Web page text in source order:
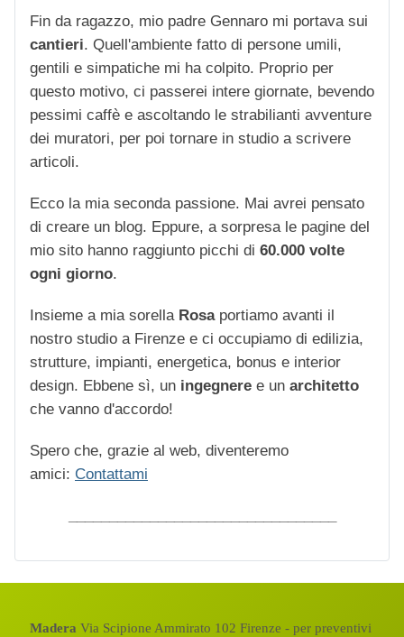
Fin da ragazzo, mio padre Gennaro mi portava sui
cantieri. Quell'ambiente fatto di persone umili,
gentili e simpatiche mi ha colpito. Proprio per
questo motivo, ci passerei intere giornate, bevendo
pessimi caffè e ascoltando le strabilianti avventure
dei muratori, per poi tornare in studio a scrivere
articoli.
Ecco la mia seconda passione. Mai avrei pensato
di creare un blog. Eppure, a sorpresa le pagine del
mio sito hanno raggiunto picchi di 60.000 volte
ogni giorno.
Insieme a mia sorella Rosaportiamo avanti il
nostro studio a Firenze e ci occupiamo di edilizia,
strutture, impianti, energetica, bonus e interior
design. Ebbene sì, un ingegnere e un architetto
che vanno d'accordo!
Spero che, grazie al web, diventeremo
amici: Contattami
Madera Via Scipione Ammirato 102 Firenze - per preventivi